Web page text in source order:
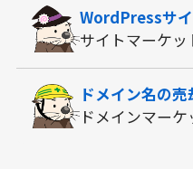
WordPressサ
サイトマーケッ
ドメイン名の売
ドメインマーケ